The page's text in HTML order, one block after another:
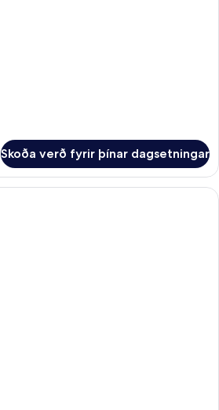
Skoða verð fyrir þínar dagsetningar